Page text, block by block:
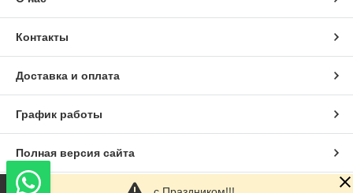
Контакты
Доставка и оплата
График работы
Полная версия сайта